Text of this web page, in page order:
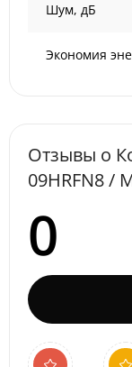
Шум, дБ
Экономия
Отзывы о
09HRFN8 /
0